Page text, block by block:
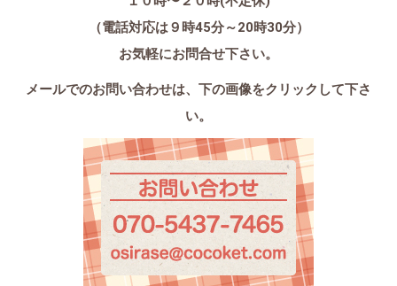
（電話対応は９時45分～20時30分）
お気軽にお問合せ下さい。
メールでのお問い合わせは、 下の画像をクリックして下さ
い。